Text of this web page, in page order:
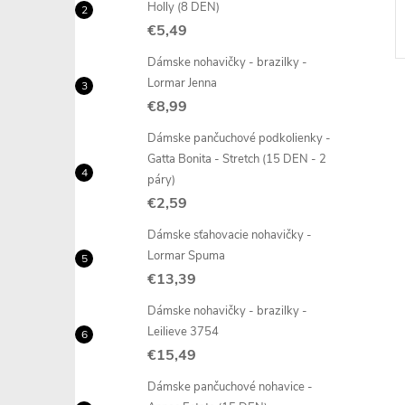
Holly (8 DEN)
€5,49
Dámske nohavičky - brazilky -
Lormar Jenna
€8,99
Dámske pančuchové podkolienky -
Gatta Bonita - Stretch (15 DEN - 2
páry)
€2,59
Dámske sťahovacie nohavičky -
Lormar Spuma
€13,39
Dámske nohavičky - brazilky -
Leilieve 3754
€15,49
Dámske pančuchové nohavice -